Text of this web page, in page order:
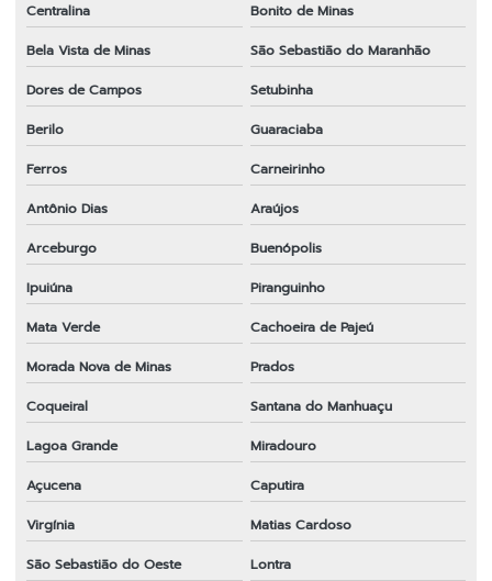
Centralina
Bonito de Minas
Bela Vista de Minas
São Sebastião do Maranhão
Dores de Campos
Setubinha
Berilo
Guaraciaba
Ferros
Carneirinho
Antônio Dias
Araújos
Arceburgo
Buenópolis
Ipuiúna
Piranguinho
Mata Verde
Cachoeira de Pajeú
Morada Nova de Minas
Prados
Coqueiral
Santana do Manhuaçu
Lagoa Grande
Miradouro
Açucena
Caputira
Virgínia
Matias Cardoso
São Sebastião do Oeste
Lontra